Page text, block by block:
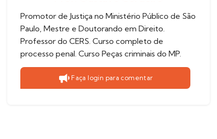
Promotor de Justiça no Ministério Público de São
Paulo, Mestre e Doutorando em Direito.
Professor do CERS. Curso completo de
processo penal. Curso Peças criminais do MP.
Faça login para comentar